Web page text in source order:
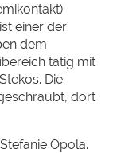
einer der
dem
tätig mit
Die
dort
Opola.